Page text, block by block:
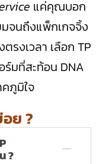
แค่คุณบอก
จนถึงแพ็กเกจจิ้ง
งเวลา เลือก TP
มที่สะท้อน DNA
ภูมิใจ
ย ?
?